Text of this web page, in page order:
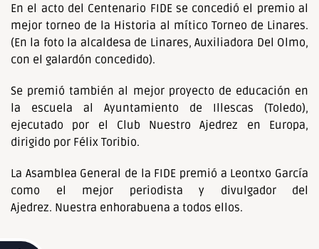
En el acto del Centenario FIDE se concedió el premio al
mejor torneo de la Historia al mítico Torneo de Linares.
(En la foto la alcaldesa de Linares, Auxiliadora Del Olmo,
con el galardón concedido).
Se premió también al mejor proyecto de educación en
la escuela al Ayuntamiento de Illescas (Toledo),
ejecutado por el Club Nuestro Ajedrez en Europa,
dirigido por Félix Toribio.
La Asamblea General de la FIDE premió a Leontxo García
como el mejor periodista y divulgador del
Ajedrez. Nuestra enhorabuena a todos ellos.